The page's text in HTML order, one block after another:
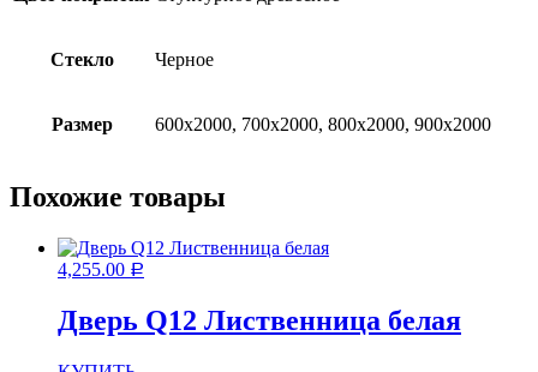
Стекло Черное
Размер 600х2000, 700х2000, 800х2000, 900х2000
Похожие товары
4,255.00 Р
Дверь Q12 Лиственница белая